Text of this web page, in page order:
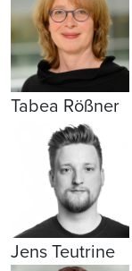
Tabea Rößner
Jens Teutrine